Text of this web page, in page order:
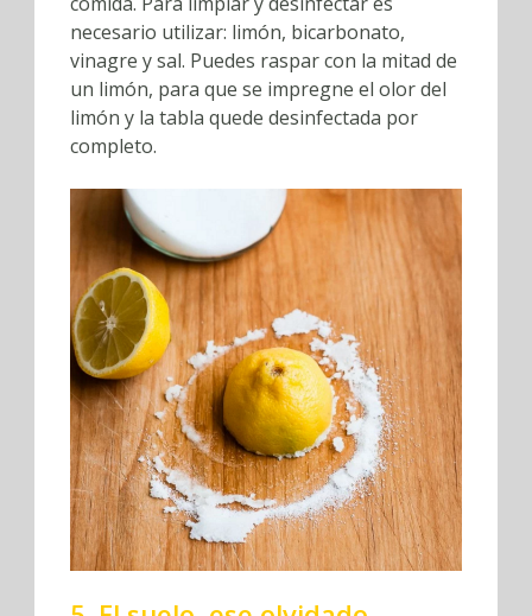
necesario utilizar: limón, bicarbonato,
vinagre y sal. Puedes raspar con la mitad de
un limón, para que se impregne el olor del
limón y la tabla quede desinfectada por
completo.